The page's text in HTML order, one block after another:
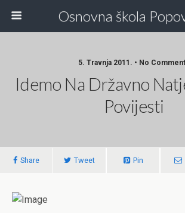
Osnovna škola
5. Travnja 2011. • No
Idemo Na Državno
Povijesti
Share Tweet Pin